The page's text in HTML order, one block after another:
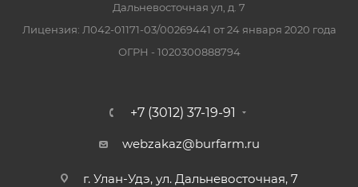
Дальневосточная ул, д. 7
Лицензия: Л042-01171-03/00269441 от 24 января 2020 года
ОГРН - 1020300888794
+7 (3012) 37-19-91
webzakaz@burfarm.ru
г. Улан-Удэ, ул. Дальневосточная, 7